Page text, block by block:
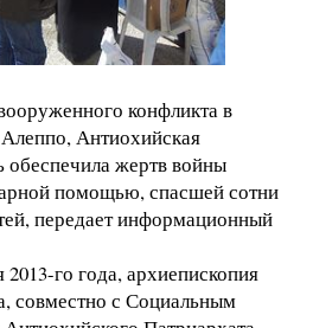
конфликта в
Антиохийская
обеспечила жертв войны
помощью, спасшей сотни
передает информационный
го года, архиепископия
совместно с Социальным